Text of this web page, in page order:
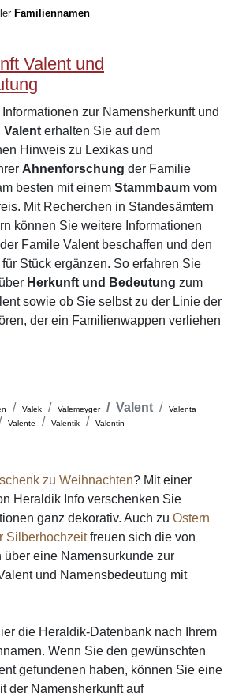
Familiennamen
Valent und
zur Namensherkunft und
Valent erhalten Sie auf dem
Hinweis zu Lexikas und
Ahnenforschung der Familie
besten mit einem Stammbaum vom
Mit Recherchen in Standesämtern
können Sie weitere Informationen
Famile Valent beschaffen und den
Stück ergänzen. So erfahren Sie
Herkunft und Bedeutung zum
sowie ob Sie selbst zu der Linie der
der ein Familienwappen verliehen
Valek Valemeyger Valent
Valenta
Valente
Valentik Valentin
zu Weihnachten? Mit einer
Heraldik Info verschenken Sie
ganz dekorativ. Auch zu Ostern
Silberhochzeitfreuen sich die von
über eine Namensurkunde zur
und Namensbedeutung mit
die Heraldik-Datenbank nach Ihrem
Wenn Sie den gewünschten
gefundenen haben, können Sie eine
der Namensherkunft auf